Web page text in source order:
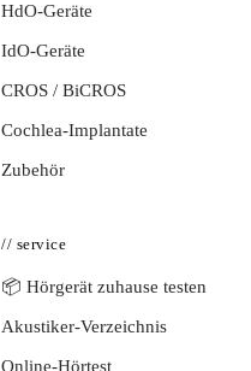
HdO-Geräte
IdO-Geräte
CROS / BiCROS
Cochlea-Implantate
Zubehör
// service
📦 Hörgerät zuhause testen
Akustiker-Verzeichnis
Online-Hörtest